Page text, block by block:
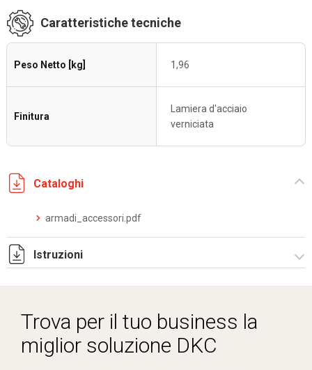
Caratteristiche tecniche
Peso Netto [kg] 1,96
Finitura
Lamiera d'acciaio
verniciata
Cataloghi
armadi_accessori.pdf
Istruzioni
Trova per il tuo business la
miglior soluzione DKC